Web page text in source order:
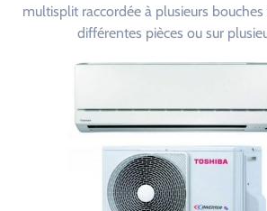
multisplit raccordée à plusieurs bouches
différentes pièces ou sur